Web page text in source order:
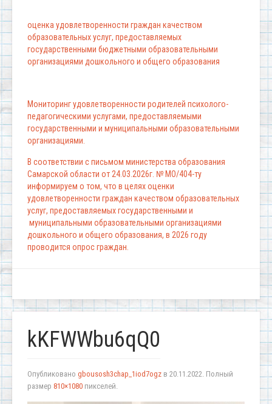
оценка удовлетворенности граждан качеством
образовательных услуг, предоставляемых
государственными бюджетными образовательными
организациями дошкольного и общего образования
Мониторинг удовлетворенности родителей психолого-
педагогическими услугами, предоставляемыми
государственными и муниципальными образовательными
организациями.
В соответствии с письмом министерства образования
Самарской области от 24.03.2026г. № МО/404-ту
информируем о том, что в целях оценки
удовлетворенности граждан качеством образовательных
услуг, предоставляемых государственными и
муниципальными образовательными организациями
дошкольного и общего образования, в 2026 году
проводится опрос граждан.
kKFWWbu6qQ0
Опубликовано gbousosh3chap_1iod7ogz в 20.11.2022. Полный
размер 810×1080 пикселей.